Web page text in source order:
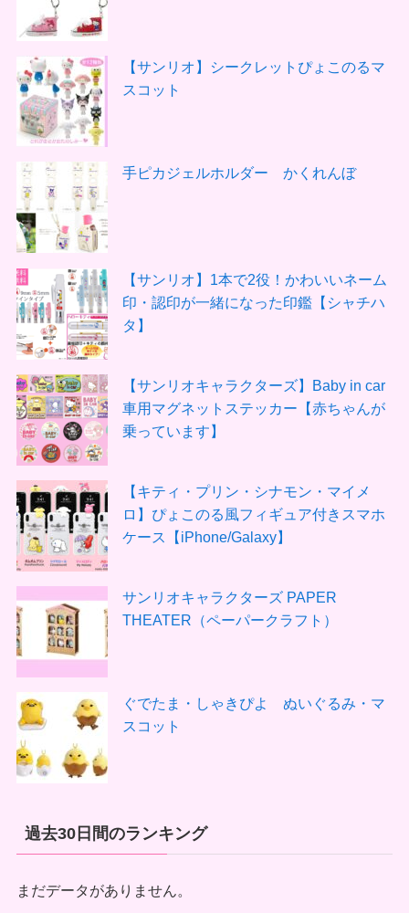
【サンリオ】シークレットぴょこのるマ
スコット
手ピカジェルホルダー かくれんぼ
【サンリオ】1本で2役！かわいいネーム
印・認印が一緒になった印鑑【シャチハ
タ】
【サンリオキャラクターズ】Baby in car
車用マグネットステッカー【赤ちゃんが
乗っています】
【キティ・プリン・シナモン・マイメ
ロ】ぴょこのる風フィギュア付きスマホ
ケース【iPhone/Galaxy】
サンリオキャラクターズ PAPER
THEATER（ペーパークラフト）
ぐでたま・しゃきぴよ ぬいぐるみ・マ
スコット
過去30日間のランキング
まだデータがありません。